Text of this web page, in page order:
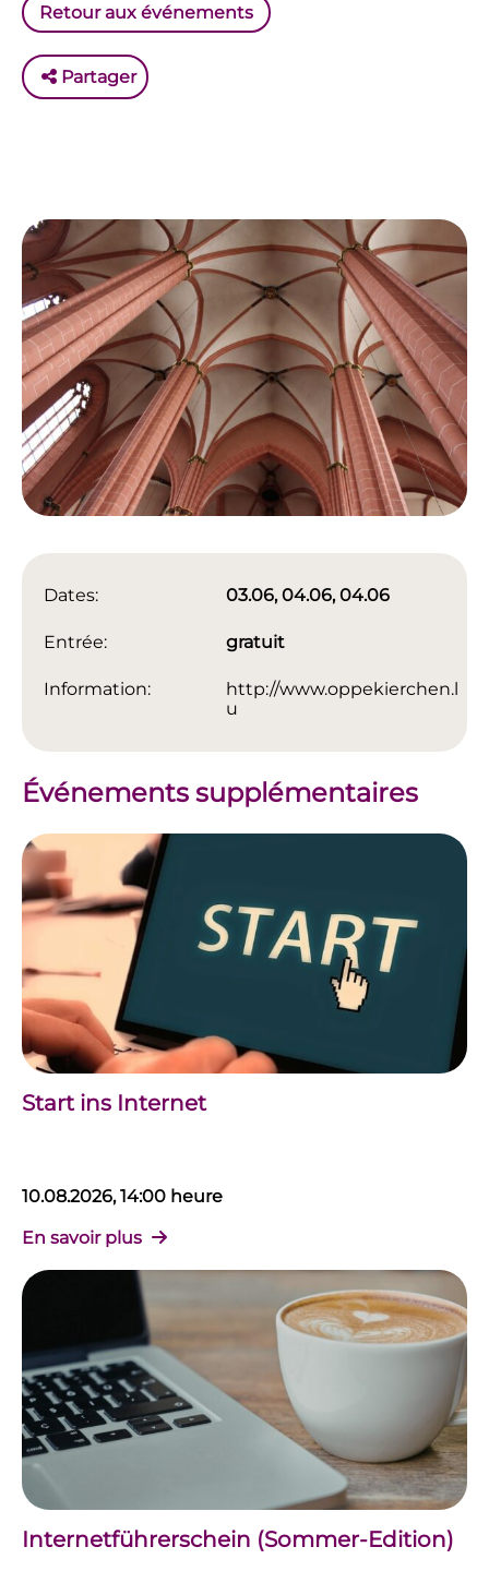
Retour aux événements
Partager
Dates: 03.06, 04.06, 04.06
Entrée: gratuit
Information:
http://www.oppekierchen.l
u
Événements supplémentaires
Start ins Internet
10.08.2026, 14:00 heure
En savoir plus
Internetführerschein (Sommer-Edition)